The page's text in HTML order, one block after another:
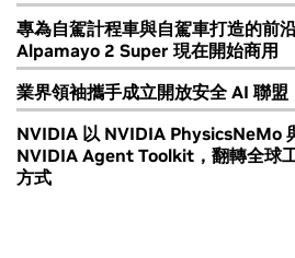
專為自駕計程車與自駕車打造的前
Alpamayo 2 Super 現在開始商用
業界領袖攜手成立開放安全 AI 聯
NVIDIA 以 NVIDIA PhysicsNeMo
NVIDIA Agent Toolkit，翻轉全球
方式